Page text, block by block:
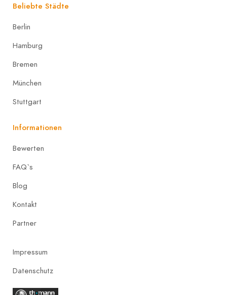
Beliebte Städte
Berlin
Hamburg
Bremen
München
Stuttgart
Informationen
Bewerten
FAQ`s
Blog
Kontakt
Partner
Impressum
Datenschutz